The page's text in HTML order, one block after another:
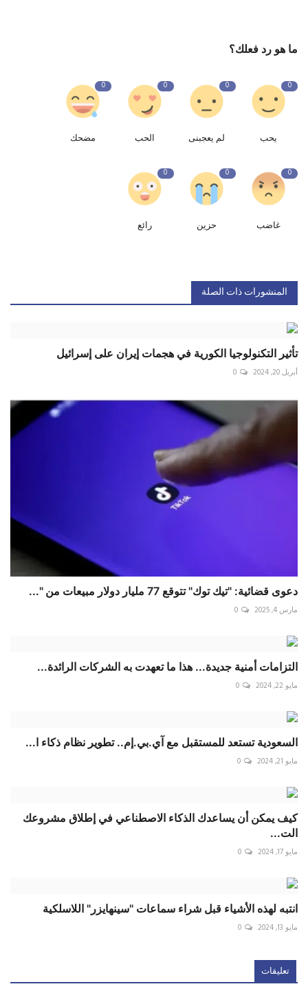
ما هو رد فعلك؟
0
يحب
0
لم يعجبنى
0
الحب
0
مضحك
0
غاضب
0
حزين
0
رائع
المنشورات ذات الصلة
تأثير التكنولوجيا الكورية في هجمات إيران على إسرائيل
أبريل 20, 2024 0
دعوى قضائية: "تيك توك" تتوقع 77 مليار دولار مبيعات من "...
مارس 4, 2025 0
التزامات أمنية جديدة... هذا ما تعهدت به الشركات الرائدة...
مايو 22, 2024 0
السعودية تستعد للمستقبل مع آي.بي.إم.. تطوير نظام ذكاء ا...
مايو 21, 2024 0
كيف يمكن أن يساعدك الذكاء الاصطناعي في إطلاق مشروعك
الت...
مايو 17, 2024 0
انتبه لهذه الأشياء قبل شراء سماعات "سينهايزر" اللاسلكية
مايو 13, 2024 0
تعليقات